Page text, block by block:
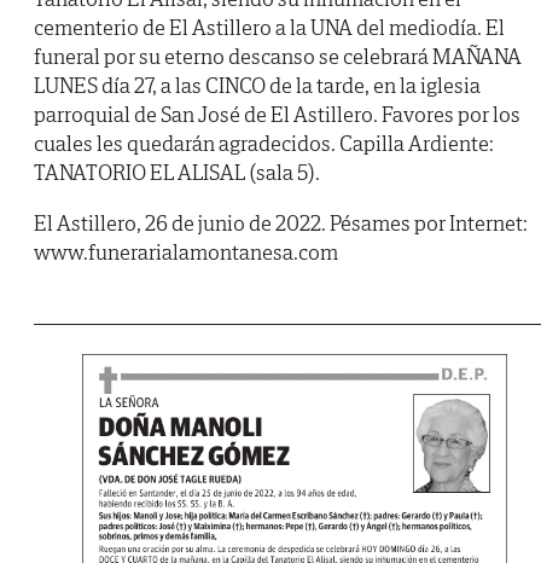
cementerio de El Astillero a la UNA del mediodía. El
funeral por su eterno descanso se celebrará MAÑANA
LUNES día 27, a las CINCO de la tarde, en la iglesia
parroquial de San José de El Astillero. Favores por los
cuales les quedarán agradecidos. Capilla Ardiente:
TANATORIO EL ALISAL (sala 5).
El Astillero, 26 de junio de 2022. Pésames por Internet:
www.funerarialamontanesa.com